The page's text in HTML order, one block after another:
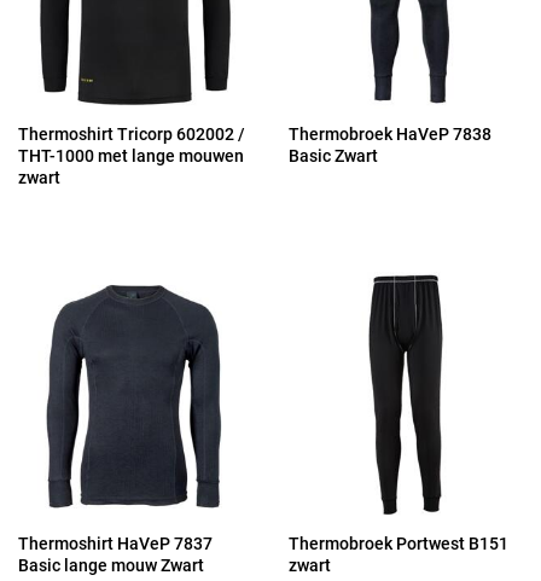
Thermoshirt Tricorp 602002 /
THT-1000 met lange mouwen
zwart
Thermobroek HaVeP 7838
Basic Zwart
Thermoshirt HaVeP 7837
Basic lange mouw Zwart
Thermobroek Portwest B151
zwart